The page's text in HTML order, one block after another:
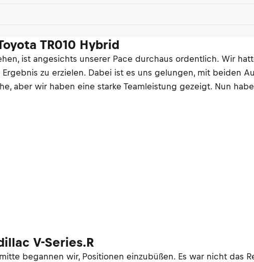
TR010 Hybrid
ist angesichts unserer Pace durchaus ordentlich. Wir
zu erzielen. Dabei ist es uns gelungen, mit beiden
aber wir haben eine starke Teamleistung gezeigt. Nun
V-Series.R
begannen wir, Positionen einzubüßen. Es war nicht das